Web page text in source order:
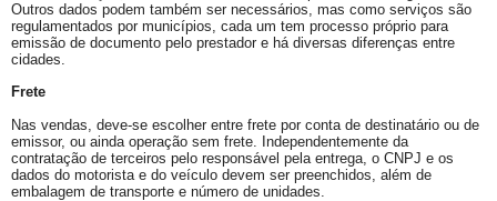
Outros dados podem também ser necessários, mas como serviços são
regulamentados por municípios, cada um tem processo próprio para
emissão de documento pelo prestador e há diversas diferenças entre
cidades.
Frete
Nas vendas, deve-se escolher entre frete por conta de destinatário ou de
emissor, ou ainda operação sem frete. Independentemente da
contratação de terceiros pelo responsável pela entrega, o CNPJ e os
dados do motorista e do veículo devem ser preenchidos, além de
embalagem de transporte e número de unidades.